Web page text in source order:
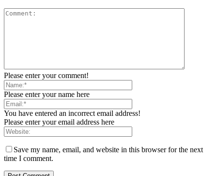
Please enter your comment!
Please enter your name here
You have entered an incorrect email address!
Please enter your email address here
Save my name, email, and website in this browser for the next
time I comment.